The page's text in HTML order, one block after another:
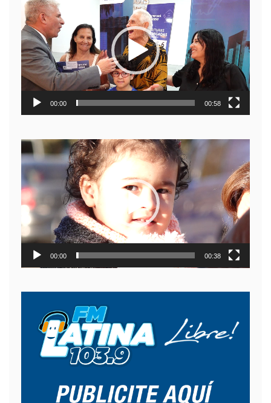
de
video
00:00 00:58
Reproductor
de
video
00:00 00:38